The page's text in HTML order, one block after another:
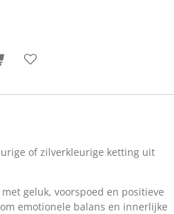
of zilverkleurige ketting uit
geluk, voorspoed en positieve
emotionele balans en innerlijke